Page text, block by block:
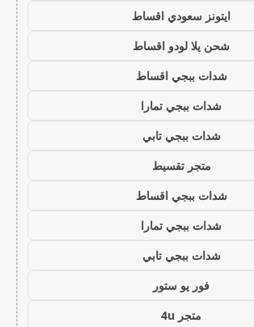
ايتونز سعودي اقساط
شحن يلا لودو اقساط
شدات ببجي اقساط
شدات ببجي تمارا
شدات ببجي تابي
متجر تقسيط
شدات ببجي اقساط
شدات ببجي تمارا
شدات ببجي تابي
فور يو ستور
متجر 4u